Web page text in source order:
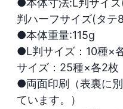
●本体寸法:L判サイ
判ハーフサイズ(タ
●本体重量:115g
●L判サイズ：10種×
サイズ：25種×各2枚
●両面印刷（表裏に
ています。）